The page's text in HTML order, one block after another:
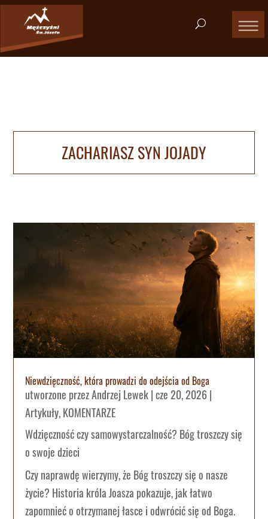
ZACHARIASZ SYN JOJADY
Niewdzięczność, która prowadzi do odejścia od Boga
utworzone przezAndrzej Lewek|cze 20, 2026|
Artykuły,KOMENTARZE
Wdzięczność czy samowystarczalność? Bóg troszczy się
o swoje dzieci
Czy naprawdę wierzymy, że Bóg troszczy się o nasze
życie? Historia króla Joasza pokazuje, jak łatwo
zapomnieć o otrzymanej łasce i odwrócić się od Boga.